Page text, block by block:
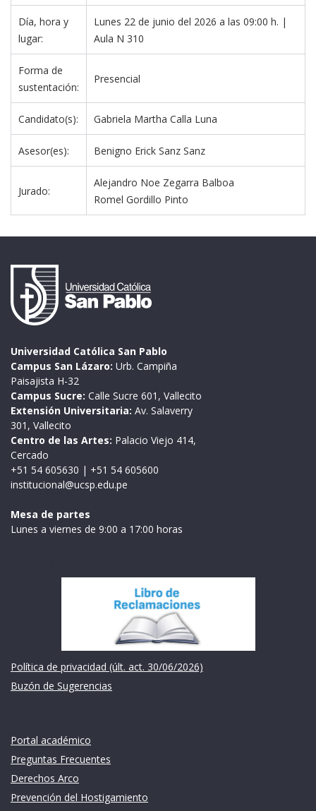
Día, hora y
lugar:
Lunes 22 de junio del 2026 a las 09:00 h. |
Aula N 310
Forma de
sustentación:
Presencial
Candidato(s): Gabriela Martha Calla Luna
Asesor(es): Benigno Erick Sanz Sanz
Jurado:
Alejandro Noe Zegarra Balboa
Romel Gordillo Pinto
Universidad Católica San Pablo
Campus San Lázaro: Urb. Campiña
Paisajista H-32
Campus Sucre: Calle Sucre 601, Vallecito
Extensión Universitaria: Av. Salaverry
301, Vallecito
Centro de las Artes: Palacio Viejo 414,
Cercado
+51 54 605630 | +51 54 605600
institucional@ucsp.edu.pe
Mesa de partes
Lunes a viernes de 9:00 a 17:00 horas
Política de privacidad (últ. act. 30/06/2026)
Buzón de Sugerencias
Portal académico
Preguntas Frecuentes
Derechos Arco
Prevención del Hostigamiento